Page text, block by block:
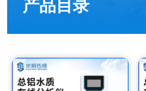
产品目录